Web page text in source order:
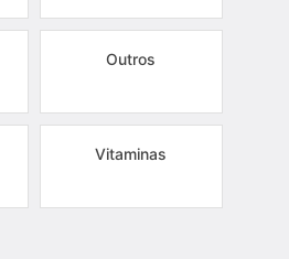
Outros
Vitaminas